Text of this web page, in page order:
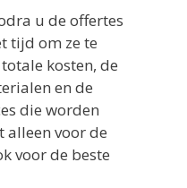
u de offertes
tijd om ze te
kosten, de
en de
die worden
alleen voor de
voor de beste